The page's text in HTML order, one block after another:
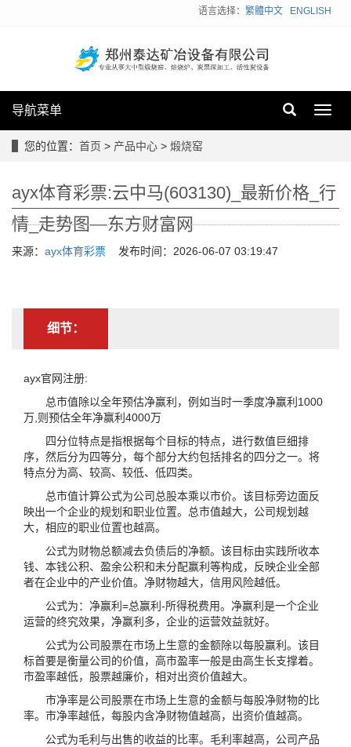
语言选择： 繁體中文 ENGLISH
导航菜单
您的位置： 首页 > 产品中心 > 煅烧窑
ayx体育彩票:云中马(603130)_最新价格_行
情_走势图—东方财富网
来源： ayx体育彩票 发布时间：2026-06-07 03:19:47
细节：
ayx官网注册:
总市值除以全年预估净赢利，例如当时一季度净赢利1000
万,则预估全年净赢利4000万
四分位特点是指根据每个目标的特点，进行数值巨细排
序，然后分为四等分，每个部分大约包括排名的四分之一。将
特点分为高、较高、较低、低四类。
总市值计算公式为公司总股本乘以市价。该目标旁边面反
映出一个企业的规划和职业位置。总市值越大，公司规划越
大，相应的职业位置也越高。
公式为财物总额减去负债后的净额。该目标由实践所收本
钱、本钱公积、盈余公积和未分配赢利等构成，反映企业全部
者在企业中的产业价值。净财物越大，信用风险越低。
公式为：净赢利=总赢利-所得税费用。净赢利是一个企业
运营的终究效果，净赢利多，企业的运营效益就好。
公式为公司股票在市场上生意的金额除以每股赢利。该目
标首要是衡量公司的价值，高市盈率一般是由高生长支撑着。
市盈率越低，股票越廉价，相对出资价值越大。
市净率是公司股票在市场上生意的金额与每股净财物的比
率。市净率越低，每股内含净财物值越高，出资价值越高。
公式为毛利与出售的收益的比率。毛利率越高，公司产品